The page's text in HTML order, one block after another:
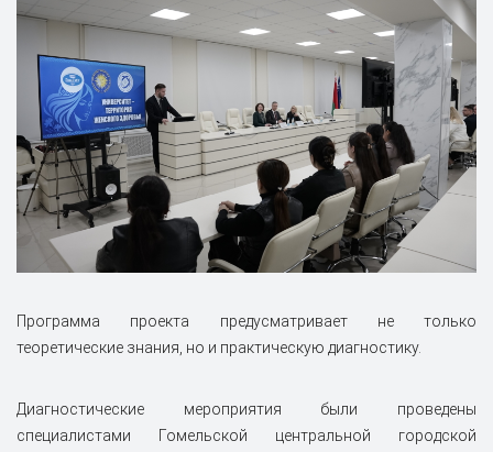
Программа проекта предусматривает не только
теоретические знания, но и практическую диагностику.
Диагностические мероприятия были проведены
специалистами Гомельской центральной городской